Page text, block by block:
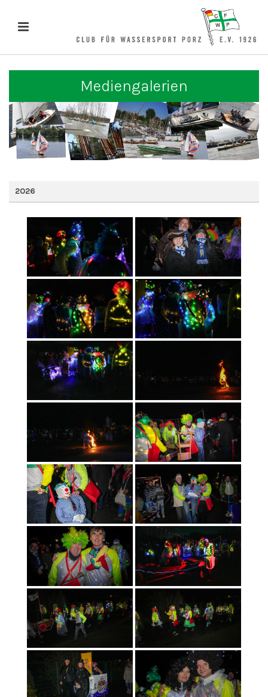
Mediengalerien
2026